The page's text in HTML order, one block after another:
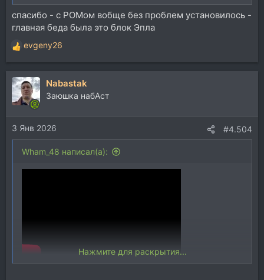
CJ NorMix написал(а):
+++ мона?
Для просмотра скрытого содержимого
необходимоВойти
спасибо - с РОМом вобще без проблем установилось -
главная беда была это блок Эпла
Р
е
а
к
ц
и
и
:
evgeny26
Nabastak
Заюшка набАст
3 Янв 2026 #4.504
Wham_48 написал(а):
Нажмите для раскрытия...